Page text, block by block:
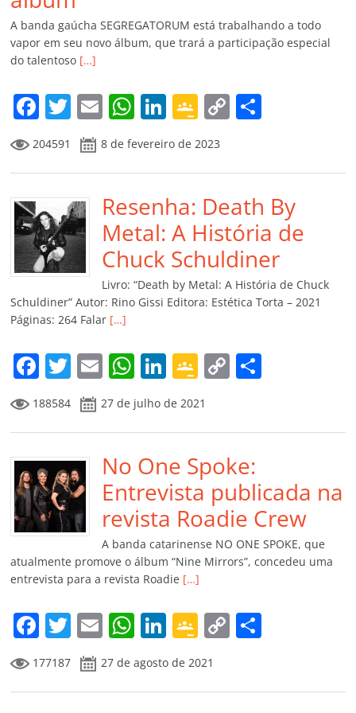
A banda gaúcha SEGREGATORUM está trabalhando a todo
vapor em seu novo álbum, que trará a participação especial
do talentoso […]
F
a
c
e
b
o
o
k
T
w
itt
er
E
m
ai
l
W
at
s
A
p
p
Li
k
e
dI
n
G
o
o
gl
e
Cl
a
ss
ro
m
C
y
Li
n
k
p
ar
til
h
ar
204591 8 de fevereiro de 2023
Resenha: Death By
Metal: A História de
Chuck Schuldiner
Livro: “Death by Metal: A História de Chuck
Schuldiner” Autor: Rino Gissi Editora: Estética Torta – 2021
Páginas: 264 Falar […]
F
a
c
e
b
o
o
k
T
w
itt
er
E
m
ai
l
W
h
at
s
A
p
p
Li
n
k
e
dI
n
G
o
o
gl
e
Cl
a
ss
ro
o
m
C
y
Li
n
k
p
til
h
ar
188584 27 de julho de 2021
No One Spoke:
Entrevista publicada na
revista Roadie Crew
A banda catarinense NO ONE SPOKE, que
atualmente promove o álbum “Nine Mirrors”, concedeu uma
entrevista para a revista Roadie […]
F
a
c
e
T
w
itt
er
E
m
ai
l
W
at
s
Li
n
k
e
G
o
o
gl
C
y p
177187 27 de agosto de 2021